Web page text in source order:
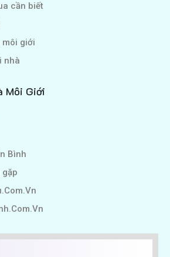
cần biết
môi giới
nhà
Môi Giới
Bình